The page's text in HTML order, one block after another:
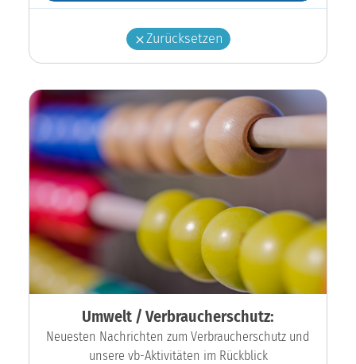
Zurücksetzen
Umwelt / Verbraucherschutz:
Neuesten Nachrichten zum Verbraucherschutz und
unsere vb-Aktivitäten im Rückblick